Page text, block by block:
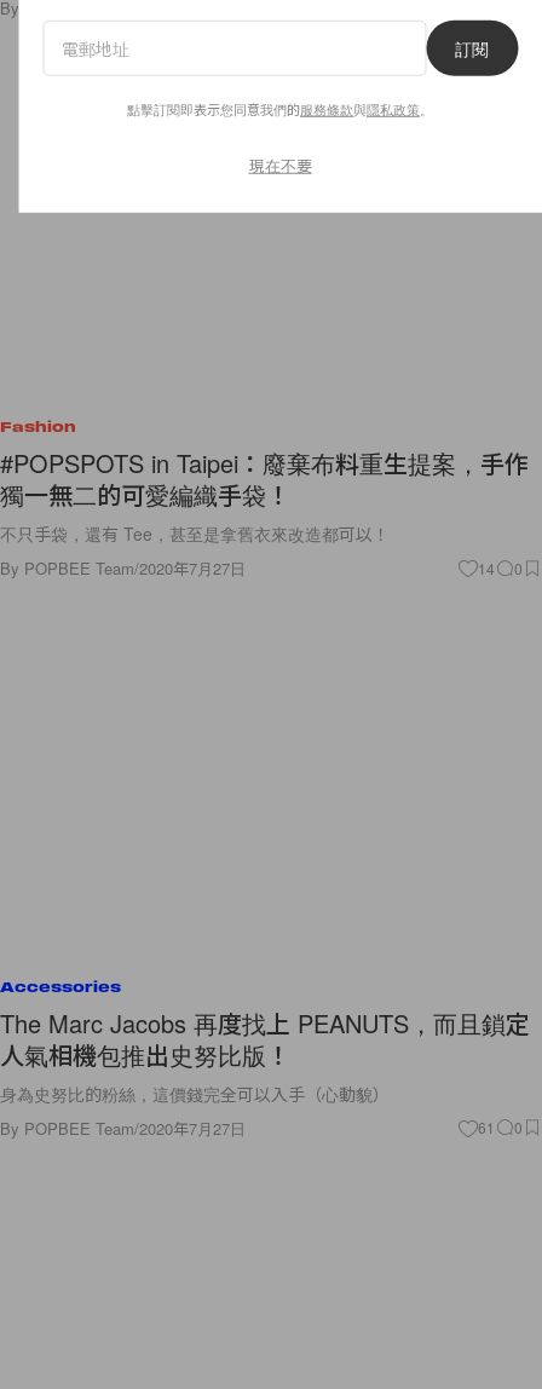
By
Fashion
#POPSPOTS in Taipei：廢棄布料重生提案，手作
獨一無二的可愛編織手袋！
不只手袋，還有 Tee，甚至是拿舊衣來改造都可以！
By POPBEE Team/2020年7月27日 14 0
Accessories
The Marc Jacobs 再度找上 PEANUTS，而且鎖定
人氣相機包推出史努比版！
身為史努比的粉絲，這價錢完全可以入手（心動貌）
By POPBEE Team/2020年7月27日 61 0
訂閱
點擊訂閱即表示您同意我們的服務條款與隱私政策
現在不要